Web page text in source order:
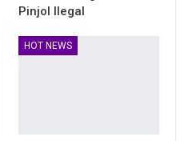
Pinjol Ilegal
HOT NEWS